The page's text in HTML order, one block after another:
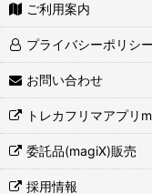
ご利用案内
プライバシーポリシー
お問い合わせ
トレカフリマアプリ
委託品(magiX)販売
採用情報